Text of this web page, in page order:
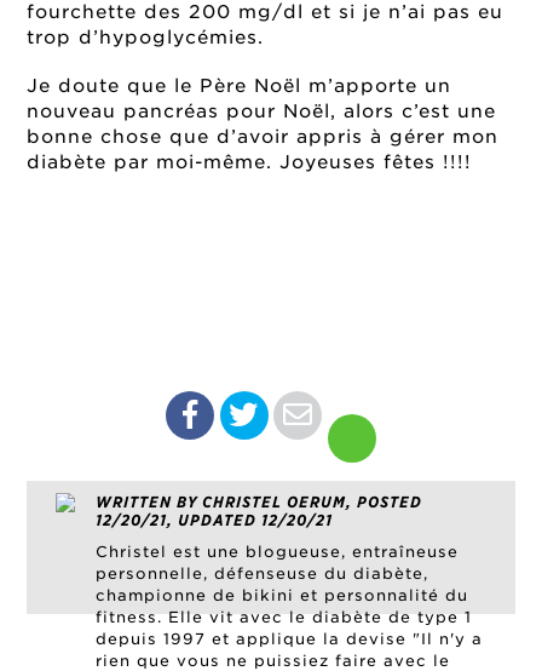
fourchette des 200 mg/dl et si je n’ai pas eu
trop d’hypoglycémies.
Je doute que le Père Noël m’apporte un
nouveau pancréas pour Noël, alors c’est une
bonne chose que d’avoir appris à gérer mon
diabète par moi-même. Joyeuses fêtes !!!!
WRITTEN BY CHRISTEL OERUM, POSTED
12/20/21, UPDATED 12/20/21
Christel est une blogueuse, entraîneuse
personnelle, défenseuse du diabète,
championne de bikini et personnalité du
fitness. Elle vit avec le diabète de type 1
depuis 1997 et applique la devise "Il n'y a
rien que vous ne puissiez faire avec le